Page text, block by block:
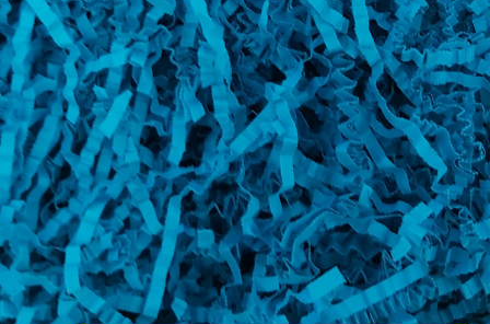
Materiāls:Papīrs, 4 mm
Prece ir pieejama saņemšanai pakomātā.
Cena par 1 iepak.
3,21 €
1+ iepak.